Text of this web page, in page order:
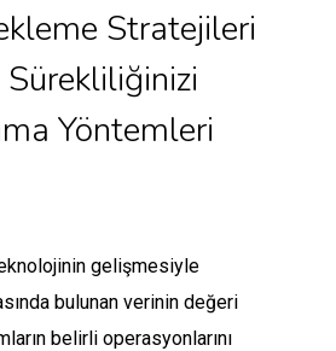
Stratejileri
Sürekliliğinizi
Yöntemleri
gelişmesiyle
bulunan verinin değeri
belirli operasyonlarını